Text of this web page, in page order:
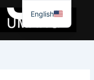
جائیں۔
English